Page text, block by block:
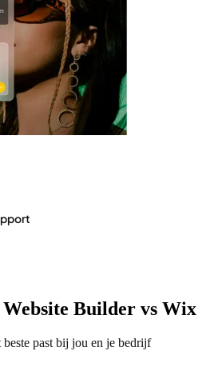
Builder vs Wix
past bij jou en je bedrijf